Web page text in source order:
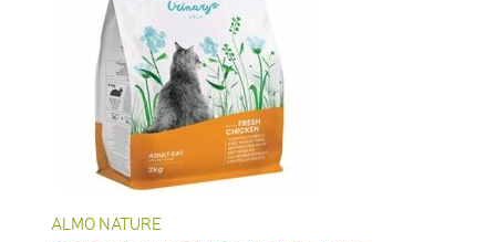
ALMO NATURE